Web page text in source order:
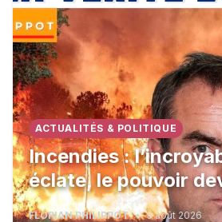
ACTUALITÉS & POLITIQUE
Incendies :
éclate, le pouvoir
FLORIAN PHILIPPOT • 5 août 2026